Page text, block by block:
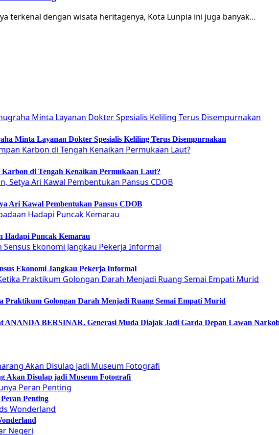
terkenal dengan wisata heritagenya, Kota Lunpia ini juga banyak…
Minta Layanan Dokter Spesialis Keliling Terus Disempurnakan
di Tengah Kenaikan Permukaan Laut?
Ari Kawal Pembentukan Pansus CDOB
Hadapi Puncak Kemarau
Ekonomi Jangkau Pekerja Informal
Praktikum Golongan Darah Menjadi Ruang Semai Empati Murid
ANANDA BERSINAR, Generasi Muda Diajak Jadi Garda Depan Lawan
Akan Disulap jadi Museum Fotografi
Penting